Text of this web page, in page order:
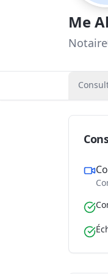
Me
Notaire